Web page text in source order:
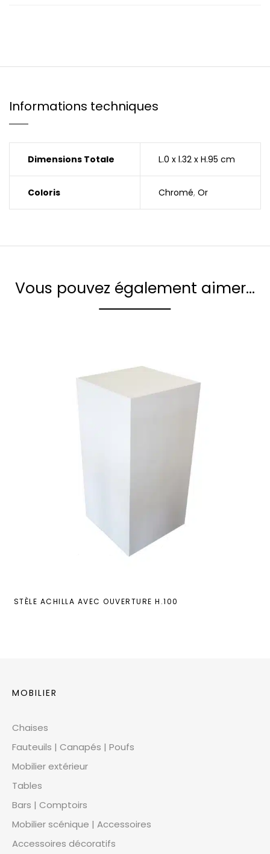
Informations techniques
Dimensions Totale L.0 x l.32 x H.95 cm
Coloris Chromé, Or
Vous pouvez également aimer…
STÈLE ACHILLA AVEC OUVERTURE H.100
MOBILIER
Chaises
Fauteuils | Canapés | Poufs
Mobilier extérieur
Tables
Bars | Comptoirs
Mobilier scénique | Accessoires
Accessoires décoratifs